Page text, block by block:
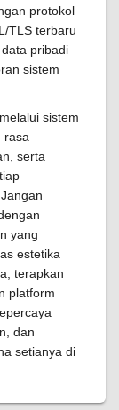
protokol
TLS terbaru
pribadi
sistem
sistem
rasa
serta
yang
estetika
terapkan
platform
dan
setianya di